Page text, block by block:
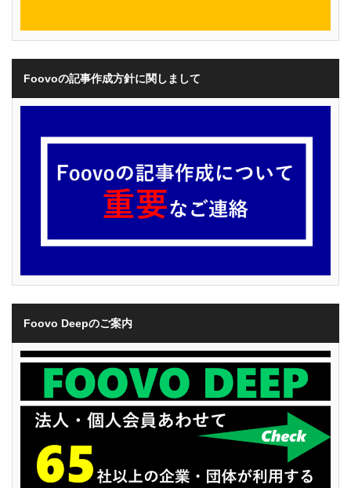
Foovoの記事作成方針に関しまして
Foovo Deepのご案内